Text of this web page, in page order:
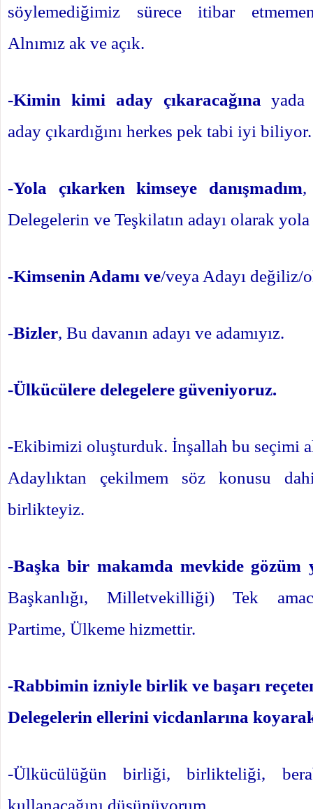
söylemediğimiz sürece itibar
Alnımız ak ve açık.
-Kimin kimi aday çıkaracağına
aday çıkardığını herkes pek tabi iyi biliyor.
-Yola çıkarken kimseye danışmadım,
Delegelerin ve Teşkilatın adayı olarak yola
-Kimsenin Adamı ve/veya Adayı değiliz/
-Bizler, Bu davanın adayı ve adamıyız.
-Ülkücülere delegelere güveniyoruz.
-Ekibimizi oluşturduk. İnşallah bu seçimi
Adaylıktan çekilmem söz konusu
birlikteyiz.
-Başka bir makamda mevkide gözüm
Başkanlığı, Milletvekilliği) Tek
Partime, Ülkeme hizmettir.
-Rabbimin izniyle birlik ve başarı
Delegelerin ellerini vicdanlarına
-Ülkücülüğün birliği, birlikteliği,
kullanacağını düşünüyorum.